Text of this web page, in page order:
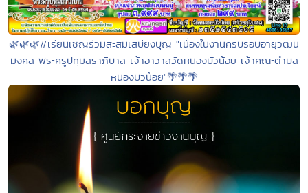
🌿🌿🌿#เรียนเชิญร่วมสะสมเสบียงบุญ "เนื่องในงานครบรอบอายุวัฒน
มงคล พระครูปทุมสราภิบาล เจ้าอาวาสวัดหนองบัวน้อย เจ้าคณะตำบล
หนองบัวน้อย"🌴🌴🌴